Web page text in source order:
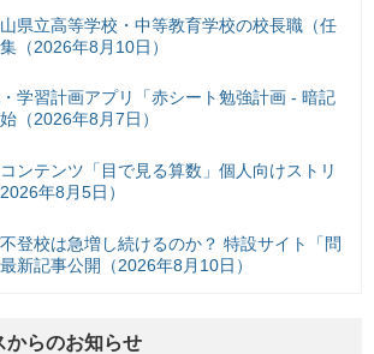
県立高等学校・中等教育学校の校長職（任
（2026年8月10日）
学習計画アプリ「赤シート勉強計画 - 暗記
（2026年8月7日）
ンテンツ「目で見る算数」個人向けストリ
年8月5日）
登校は急増し続けるのか？ 特設サイト「問
新記事公開（2026年8月10日）
からのお知らせ